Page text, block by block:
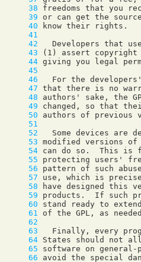
     38
     39
     40
     41
     42
     43
     44
     45
     46
     47
     48
     49
     50
     51
     52
     53
     54
     55
     56
     57
     58
     59
     60
     61
     62
     63
     64
     65
     66